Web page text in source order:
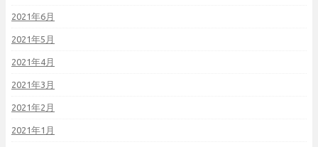
2021年6月
2021年5月
2021年4月
2021年3月
2021年2月
2021年1月